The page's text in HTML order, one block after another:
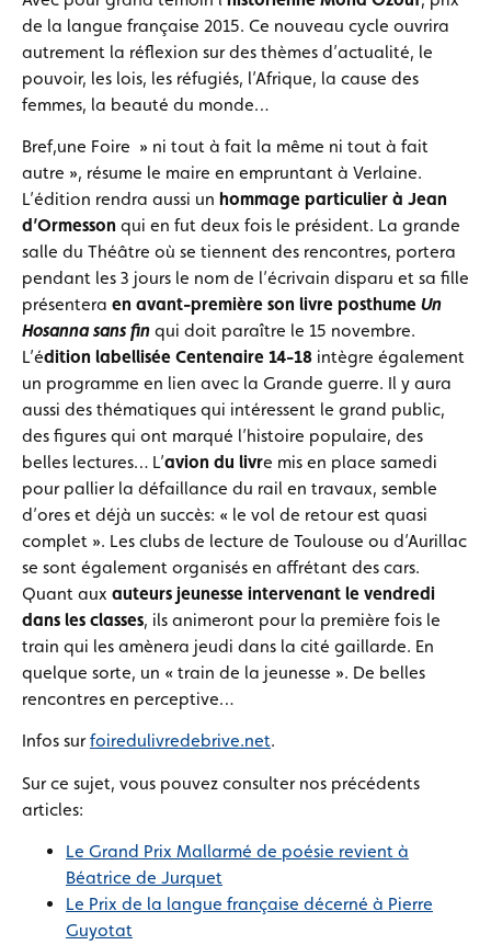
de la langue française 2015. Ce nouveau cycle ouvrira
autrement la réflexion sur des thèmes d’actualité, le
pouvoir, les lois, les réfugiés, l’Afrique, la cause des
femmes, la beauté du monde…
Bref,une Foire » ni tout à fait la même ni tout à fait
autre », résume le maire en empruntant à Verlaine.
L’édition rendra aussi un hommage particulier à Jean
d’Ormesson qui en fut deux fois le président. La grande
salle du Théâtre où se tiennent des rencontres, portera
pendant les 3 jours le nom de l’écrivain disparu et sa fille
présentera en avant-première son livre posthume Un
Hosanna sans fin qui doit paraître le 15 novembre.
L’édition labellisée Centenaire 14-18 intègre également
un programme en lien avec la Grande guerre. Il y aura
aussi des thématiques qui intéressent le grand public,
des figures qui ont marqué l’histoire populaire, des
belles lectures… L’avion du livre mis en place samedi
pour pallier la défaillance du rail en travaux, semble
d’ores et déjà un succès: « le vol de retour est quasi
complet ». Les clubs de lecture de Toulouse ou d’Aurillac
se sont également organisés en affrétant des cars.
Quant aux auteurs jeunesse intervenant le vendredi
dans les classes, ils animeront pour la première fois le
train qui les amènera jeudi dans la cité gaillarde. En
quelque sorte, un « train de la jeunesse ». De belles
rencontres en perceptive…
Infos surfoiredulivredebrive.net.
Sur ce sujet, vous pouvez consulter nos précédents
articles:
Le Grand Prix Mallarmé de poésie revient à
Béatrice de Jurquet
Le Prix de la langue française décerné à Pierre
Guyotat